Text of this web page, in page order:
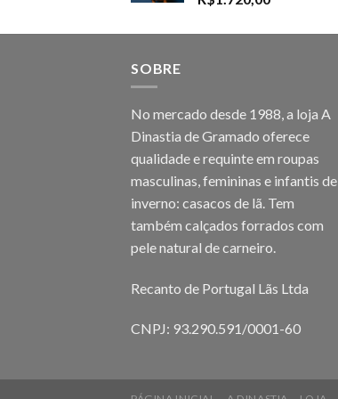
SOBRE
No mercado desde 1988, a loja A
Dinastia de Gramado oferece
qualidade e requinte em roupas
masculinas, femininas e infantis de
inverno: casacos de lã. Tem
também calçados forrados com
pele natural de carneiro.
Recanto de Portugal Lãs Ltda
CNPJ: 93.290.591/0001-60